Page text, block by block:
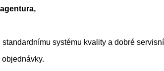
systému kvality a dobré